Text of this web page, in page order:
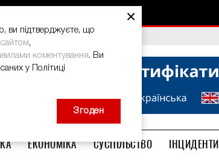
Prize-2026
ЕКОНОМІКА СУСПІЛЬСТВО ІНЦИДЕНТИ
×
ви підтверджуєте, що
,
коментування. Ви
у Політиці
Згоден